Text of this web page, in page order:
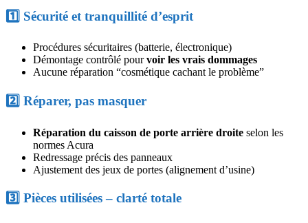
1️⃣ Sécurité et tranquillité d’esprit
Procédures sécuritaires (batterie, électronique)
Démontage contrôlé pourvoir les vrais dommages
Aucune réparation “cosmétique cachant le problème”
2️⃣ Réparer, pas masquer
Réparation du caisson de porte arrière droite selon les
normes Acura
Redressage précis des panneaux
Ajustement des jeux de portes (alignement d’usine)
3️⃣ Pièces utilisées – clarté totale